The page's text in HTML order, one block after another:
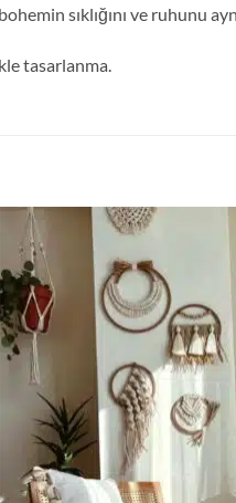
sıklığını ve ruhunu
tasarlanma.